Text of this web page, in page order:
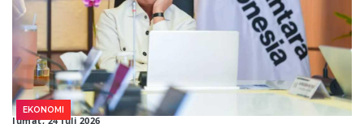
EKONOMI
Jumat, 24 Juli 2026